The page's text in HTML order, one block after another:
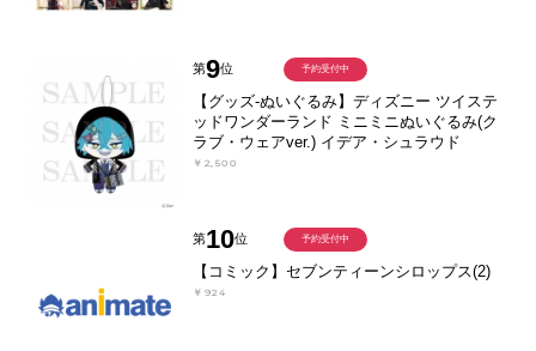
第9位
【グッズ-ぬいぐるみ】ディズニー ツイステ
ッドワンダーランド ミニミニぬいぐるみ(ク
ラブ・ウェアver.) イデア・シュラウド
￥2,500
予約受付中
第10位
【コミック】セブンティーンシロップス(2)
￥924
予約受付中